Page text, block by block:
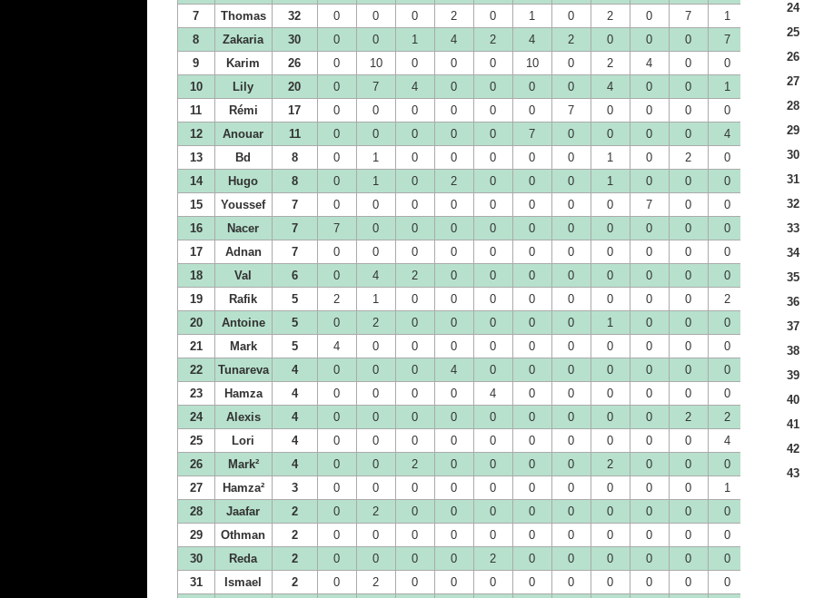
7
Thomas 32 0 0 0 2 0 1 0 2 0 7 1
8
Zakaria 30 0 0 1 4 2 4 2 0 0 0 7
9
Karim 26 0 10 0 0 0 10 0 2 4 0 0
10
Lily 20 0 7 4 0 0 0 0 4 0 0 1
11
Rémi 17 0 0 0 0 0 0 7 0 0 0 0
12
Anouar 11 0 0 0 0 0 7 0 0 0 0 4
13
Bd 8 0 1 0 0 0 0 0 1 0 2 0
14
Hugo 8 0 1 0 2 0 0 0 1 0 0 0
15
Youssef 7 0 0 0 0 0 0 0 0 7 0 0
16
Nacer 7 7 0 0 0 0 0 0 0 0 0 0
17
Adnan 7 0 0 0 0 0 0 0 0 0 0 0
18
Val 6 0 4 2 0 0 0 0 0 0 0 0
19
Rafik 5 2 1 0 0 0 0 0 0 0 0 2
20
Antoine 5 0 2 0 0 0 0 0 1 0 0 0
21
Mark 5 4 0 0 0 0 0 0 0 0 0 0
22
Tunareva 4 0 0 0 4 0 0 0 0 0 0 0
23
Hamza 4 0 0 0 0 4 0 0 0 0 0 0
24
Alexis 4 0 0 0 0 0 0 0 0 0 2 2
25
Lori 4 0 0 0 0 0 0 0 0 0 0 4
26
Mark² 4 0 0 2 0 0 0 0 2 0 0 0
27
Hamza² 3 0 0 0 0 0 0 0 0 0 0 1
28
Jaafar 2 0 2 0 0 0 0 0 0 0 0 0
29
Othman 2 0 0 0 0 0 0 0 0 0 0 0
30
Reda 2 0 0 0 0 2 0 0 0 0 0 0
31
Ismael 2 0 2 0 0 0 0 0 0 0 0 0
24
25
26
27
28
29
30
31
32
33
34
35
36
37
38
39
40
41
42
43